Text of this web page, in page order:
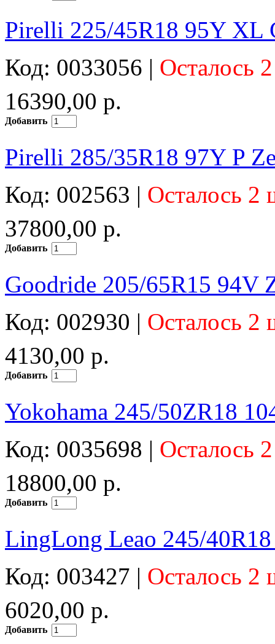
Pirelli 225/45R18 95Y XL
Код: 0033056 | Осталось
16390,00 р.
Добавить
Pirelli 285/35R18 97Y P
Код: 002563 | Осталось 2
37800,00 р.
Добавить
Goodride 205/65R15 94V
Код: 002930 | Осталось 2
4130,00 р.
Добавить
Yokohama 245/50ZR18
Код: 0035698 | Осталось
18800,00 р.
Добавить
LingLong Leao 245/
Код: 003427 | Осталось 2
6020,00 р.
Добавить